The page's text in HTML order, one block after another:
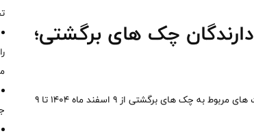
چک های برگشتی؛
با اعلام بانک مرکزی و با هدف حمایت از کسب و کارها برخی محدودیت های مربوط به چک های برگشتی از ۹ اسفند ماه ۱۴۰۴ تا ۹